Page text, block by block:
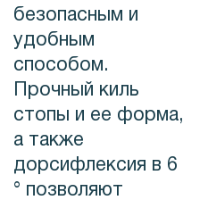
безопасным и
удобным
способом.
Прочный киль
стопы и ее форма,
а также
дорсифлексия в 6
° позволяют